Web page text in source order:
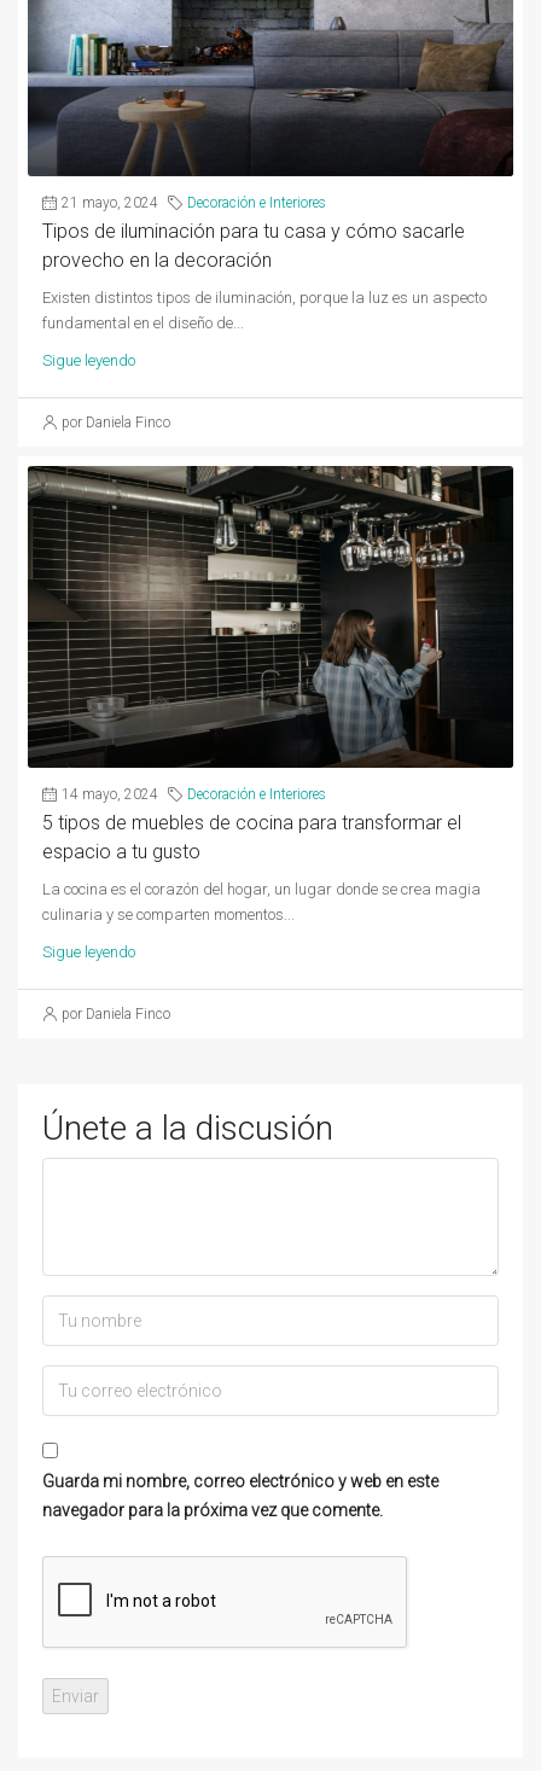
21 mayo, 2024 Decoración e Interiores
Tipos de iluminación para tu casa y cómo sacarle
provecho en la decoración
Existen distintos tipos de iluminación, porque la luz es un aspecto
fundamental en el diseño de...
Sigue leyendo
por Daniela Finco
14 mayo, 2024 Decoración e Interiores
5 tipos de muebles de cocina para transformar el
espacio a tu gusto
La cocina es el corazón del hogar, un lugar donde se crea magia
culinaria y se comparten momentos...
Sigue leyendo
por Daniela Finco
Únete a la discusión
Guarda mi nombre, correo electrónico y web en este
navegador para la próxima vez que comente.